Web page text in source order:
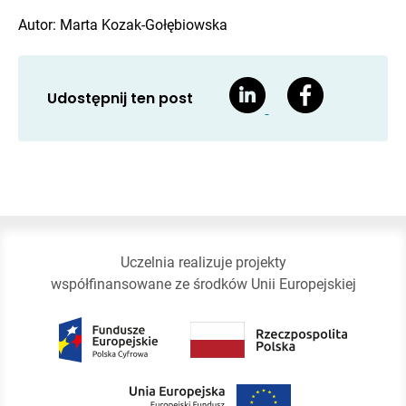
Autor: Marta Kozak-Gołębiowska
Udostępnij ten post
Uczelnia realizuje projekty
współfinansowane ze środków Unii Europejskiej